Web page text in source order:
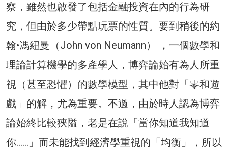
察，雖然也啟發了包括金融投資在內的行為研
究，但由於多少帶點玩票的性質。要到稍後的約
翰•馮紐曼（John von Neumann） ，一個數學和
理論計算機學的多產學人，博弈論始有為人所重
視（甚至恐懼）的數學模型，其中他對「零和遊
戲」的解，尤為重要。不過，由於時人認為博弈
論始終比較狹隘，老是在說「當你知道我知道
你……」而未能找到經濟學重視的「均衡」，所以